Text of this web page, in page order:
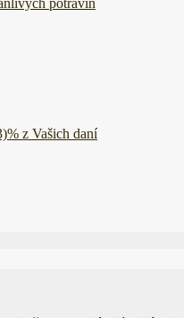
potravín
z Vašich daní